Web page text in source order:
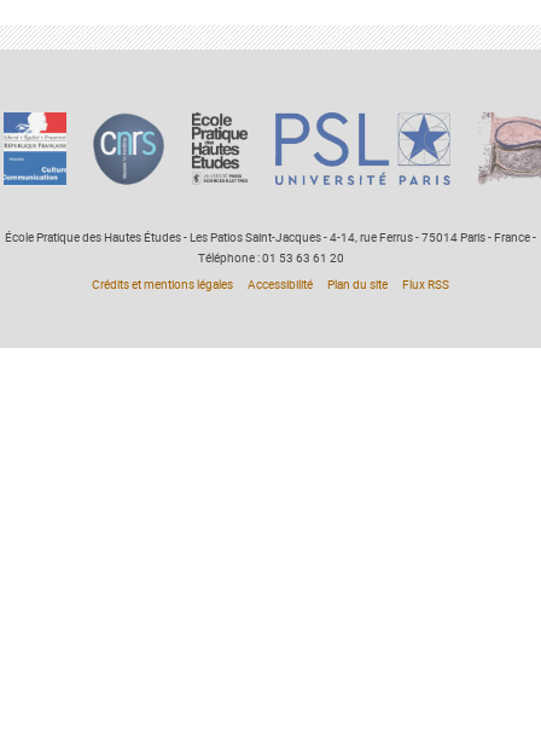
École Pratique des Hautes Études - Les Patios Saint-Jacques - 4-14, rue Ferrus - 75014 Paris - France -
Téléphone : 01 53 63 61 20
Crédits et mentions légales
Accessibilité Plan du site Flux RSS